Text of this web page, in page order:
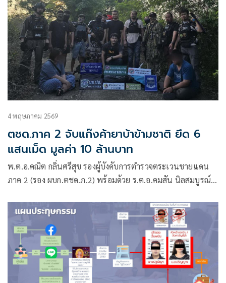
4 พฤษภาคม 2569
ตชด.ภาค 2 จับแก๊งค้ายาบ้าข้ามชาติ ยึด 6
แสนเม็ด มูลค่า 10 ล้านบาท
พ.ต.อ.คณิต กลิ่นศรีสุข รองผู้บังคับการตำรวจตระเวนชายแดน
ภาค 2 (รอง ผบก.ตชด.ภ.2) พร้อมด้วย ร.ต.อ.คมสัน นิลสมบูรณ์
กำลังร่วมกับ สำนักการข่าว กอ.รมน.